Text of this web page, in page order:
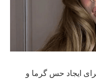
ایجاد حس گرما و